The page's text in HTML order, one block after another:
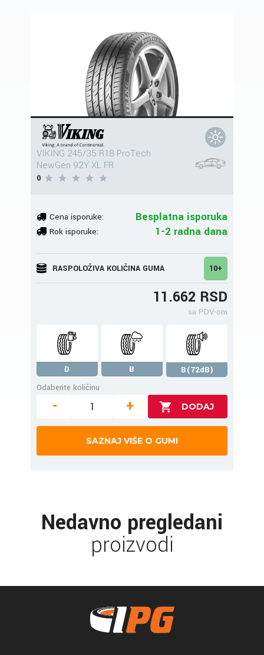
VIKING 245/35 R18 ProTech
NewGen 92Y XL FR
0
Cena isporuke: Besplatna isporuka
Rok isporuke: 1-2 radna dana
RASPOLOŽIVA KOLIČINA GUMA 10+
11.662 RSD
sa PDV-om
D B
B(72dB)
Odaberite količinu
- +
SAZNAJ VIŠE O GUMI
Nedavno pregledani
proizvodi